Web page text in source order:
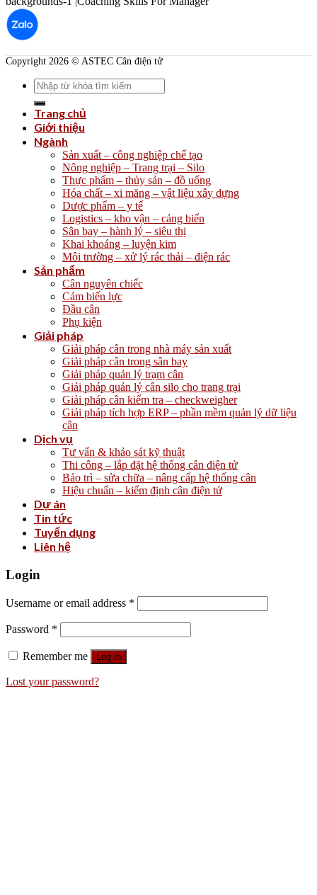
Copyright 2026 © ASTEC Cân điện tử
Search
for:
Trang chủ
Giới thiệu
Ngành
Sản xuất – công nghiệp chế tạo
Nông nghiệp – Trang trại – Silo
Thực phẩm – thủy sản – đồ uống
Hóa chất – xi măng – vật liệu xây dựng
Dược phẩm – y tế
Logistics – kho vận – cảng biển
Sân bay – hành lý – siêu thị
Khai khoáng – luyện kim
Môi trường – xử lý rác thải – điện rác
Sản phẩm
Cân nguyên chiếc
Cảm biến lực
Đầu cân
Phụ kiện
Giải pháp
Giải pháp cân trong nhà máy sản xuất
Giải pháp cân trong sân bay
Giải pháp quản lý trạm cân
Giải pháp quản lý cân silo cho trang trại
Giải pháp cân kiểm tra – checkweigher
Giải pháp tích hợp ERP – phần mềm quản lý dữ liệu
cân
Dịch vụ
Tư vấn & khảo sát kỹ thuật
Thi công – lắp đặt hệ thống cân điện tử
Bảo trì – sửa chữa – nâng cấp hệ thống cân
Hiệu chuẩn – kiểm định cân điện tử
Dự án
Tin tức
Tuyển dụng
Liên hệ
Login
Username or email address *
Password *
Remember me Log in
Lost your password?